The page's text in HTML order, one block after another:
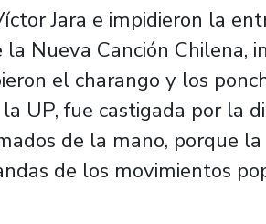
Jara e impidieron la
Nueva Canción Chilena,
el charango y los
UP, fue castigada por la
de la mano, porque
de los movimientos